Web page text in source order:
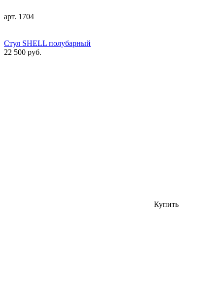
арт. 1704
Стул SHELL полубарный
22 500 руб.
Купить